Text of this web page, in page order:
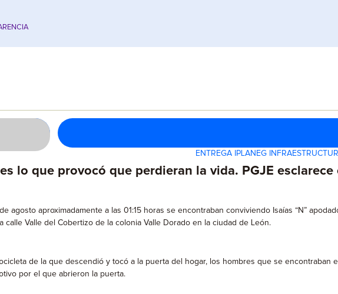
ENTREGA IPLANEG
lo que provocó que perdieran la vida. PGJE
agosto aproximadamente a las 01:15 horas se encontraban conviviendo Isaías “N”
calle Valle del Cobertizo de la colonia Valle Dorado en la ciudad de León.
de la que descendió y tocó a la puerta del hogar, los hombres que se
por el que abrieron la puerta.